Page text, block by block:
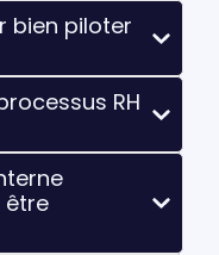
bien piloter
RH
être